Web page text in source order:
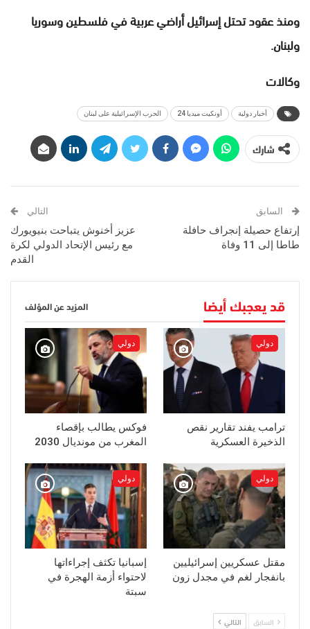
ومنذ عقود تحتل إسرائيل أراضي عربية في فلسطين وسوريا
ولبنان.
وكالات
أخبار دولية أونكيت ميديا 24 الحرب الإسرائيلية على لبنان
شارك
السابق
إرتفاع حصيلة إنجراف حافلة
طاطا إلى 11 وفاة
التالي
عزيز أخنوش يتباحت بنيويورك
مع رئيس الإتحاد الدولي لكرة
القدم
قد يعجبك أيضا المزيد عن المؤلف
دولي
ترامب يفند تقارير نقص
الذخيرة العسكرية
دولي
فوكس يطالب بإقصاء
المغرب من مونديال 2030
دولي
مقتل عسكريين إسرائيليين
بانفجار لغم في مجدل زون
دولي
إسبانيا تكثف إجراءاتها
لاحتواء أزمة الهجرة في
سبتة
السابق التالي